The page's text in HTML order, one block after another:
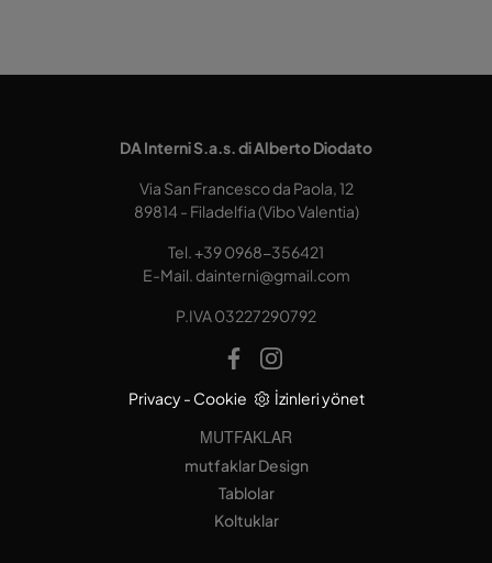
DA Interni S.a.s. di Alberto Diodato
Via San Francesco da Paola, 12
89814 - Filadelfia (Vibo Valentia)
Tel. +39 0968-356421
E-Mail. dainterni@gmail.com
P.IVA 03227290792
Privacy- Cookie İzinleri yönet
MUTFAKLAR
mutfaklar Design
Tablolar
Koltuklar